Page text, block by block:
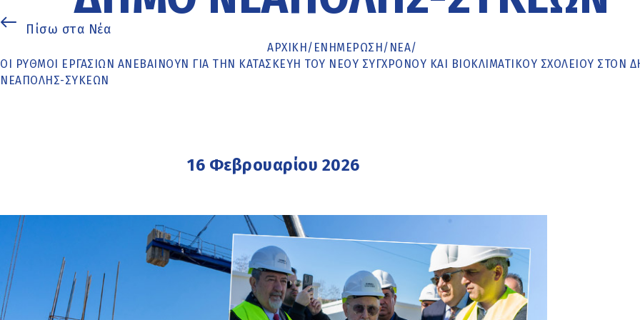
Πίσω στα Νέα
ΑΡΧΙΚΉ/ ΕΝΗΜΈΡΩΣΗ/ ΝΕΑ/
ΟΙ ΡΥΘΜΟΊ ΕΡΓΑΣΙΏΝ ΑΝΕΒΑΊΝΟΥΝ ΓΙΑ ΤΗΝ ΚΑΤΑΣΚΕΥΉ ΤΟΥ ΝΈΟΥ ΣΎΓΧΡΟΝΟΥ ΚΑΙ ΒΙΟΚΛΙΜΑΤΙΚΟΎ ΣΧΟΛΕΊΟΥ ΣΤΟΝ
ΝΕΆΠΟΛΗΣ-ΣΥΚΕΏΝ
16 Φεβρουαρίου 2026